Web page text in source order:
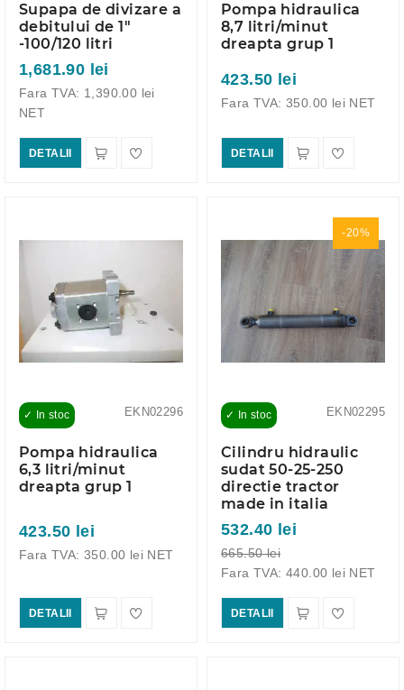
Supapa de divizare a
debitului de 1"
-100/120 litri
1,681.90 lei
Fara TVA: 1,390.00 lei
NET
DETALII
Pompa hidraulica
8,7 litri/minut
dreapta grup 1
423.50 lei
Fara TVA: 350.00 lei NET
DETALII
EKN02296
✓ In stoc
Pompa hidraulica
6,3 litri/minut
dreapta grup 1
423.50 lei
Fara TVA: 350.00 lei NET
DETALII
-20%
EKN02295
✓ In stoc
Cilindru hidraulic
sudat 50-25-250
directie tractor
made in italia
532.40 lei
665.50 lei
Fara TVA: 440.00 lei NET
DETALII